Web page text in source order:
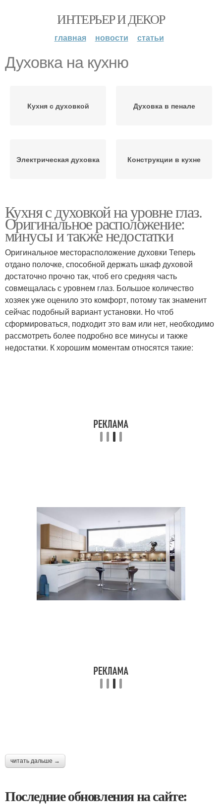
ИНТЕРЬЕР И ДЕКОР
главная новости статьи
Духовка на кухню
Кухня с духовкой Духовка в пенале
Электрическая духовка Конструкции в кухне
Кухня с духовкой на уровне глаз.
Оригинальное расположение:
минусы и также недостатки
Оригинальное месторасположение духовки Теперь
отдано полочке, способной держать шкаф духовой
достаточно прочно так, чтоб его средняя часть
совмещалась с уровнем глаз. Большое количество
хозяек уже оценило это комфорт, потому так знаменит
сейчас подобный вариант установки. Но чтоб
сформироваться, подходит это вам или нет, необходимо
рассмотреть более подробно все минусы и также
недостатки. К хорошим моментам относятся такие:
читать дальше →
Последние обновления на сайте: